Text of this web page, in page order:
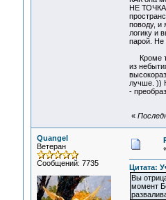
НЕ ТОЧКА
поводу, и
логику и
парой. Не
Кроме
из
лучше. ))
-
«
Quangel
Ветеран
Сообщений: 7735
Цитата:
Вы
момент